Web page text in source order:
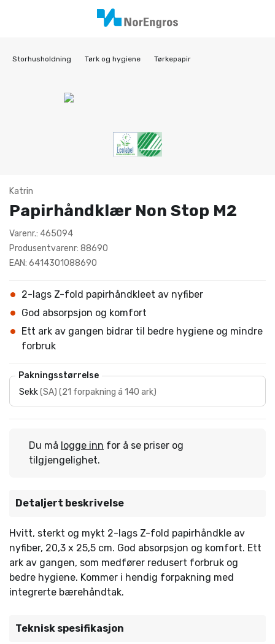
Storhusholdning Tørk og hygiene Tørkepapir
Katrin
Papirhåndklær Non Stop M2
Varenr.: 465094
Produsentvarenr: 88690
EAN: 6414301088690
2-lags Z-fold papirhåndkleet av nyfiber
God absorpsjon og komfort
Ett ark av gangen bidrar til bedre hygiene og mindre
forbruk
Pakningsstørrelse
Sekk(SA) (21 forpakning á 140 ark)
Du må logge inn for å se priser og
tilgjengelighet.
Detaljert beskrivelse
Hvitt, sterkt og mykt 2-lags Z-fold papirhåndkle av
nyfiber, 20,3 x 25,5 cm. God absorpsjon og komfort. Ett
ark av gangen, som medfører redusert forbruk og
bedre hygiene. Kommer i hendig forpakning med
integrerte bærehåndtak.
Teknisk spesifikasjon